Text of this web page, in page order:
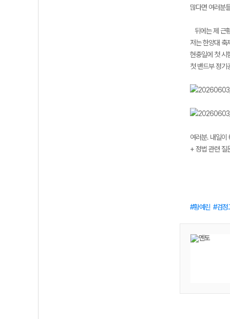
많다면 여러분
뒤에는 제 근
저는 한양대 축
현충일에 첫 시
첫 밴드부 정기
여러분. 내일이
+ 정법 관련 질
황예린 검정